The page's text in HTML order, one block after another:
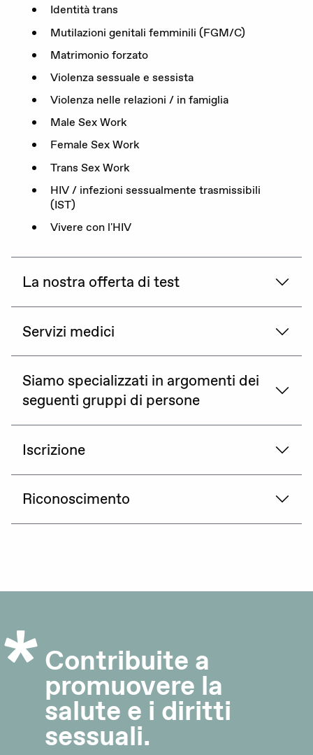
Identità trans
Mutilazioni genitali femminili (FGM/C)
Matrimonio forzato
Violenza sessuale e sessista
Violenza nelle relazioni / in famiglia
Male Sex Work
Female Sex Work
Trans Sex Work
HIV / infezioni sessualmente trasmissibili
(IST)
Vivere con l'HIV
La nostra offerta di test
Servizi medici
Siamo specializzati in argomenti dei
seguenti gruppi di persone
Iscrizione
Riconoscimento
Contribuite a
promuovere la
salute e i diritti
sessuali.